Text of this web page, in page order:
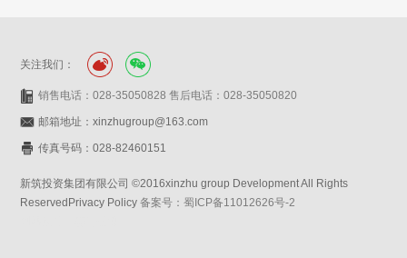
关注我们：
销售电话：028-35050828 售后电话：028-35050820
邮箱地址：xinzhugroup@163.com
传真号码：028-82460151
新筑投资集团有限公司 ©2016xinzhu group Development All Rights
ReservedPrivacy Policy备案号：蜀ICP备11012626号-2